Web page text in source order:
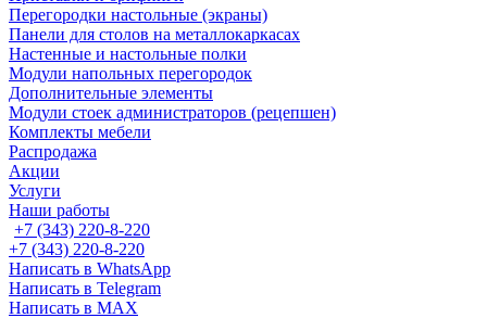
Перегородки настольные (экраны)
Панели для столов на металлокаркасах
Настенные и настольные полки
Модули напольных перегородок
Дополнительные элементы
Модули стоек администраторов (рецепшен)
Комплекты мебели
Распродажа
Акции
Услуги
Наши работы
+7 (343) 220-8-220
+7 (343) 220-8-220
Написать в WhatsApp
Написать в Telegram
Написать в MAX